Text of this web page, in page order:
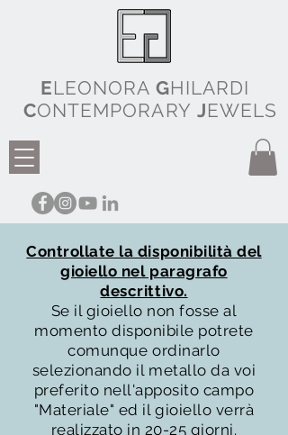
ELEONORA GHILARDI
CONTEMPORARY JEWELS
Controllate la disponibilità del
gioiello nel paragrafo
descrittivo.
Se il gioiello non fosse al
momento disponibile potrete
comunque ordinarlo
selezionando il metallo da voi
preferito nell'apposito campo
"Materiale" ed il gioiello verrà
realizzato in 20-25 giorni.